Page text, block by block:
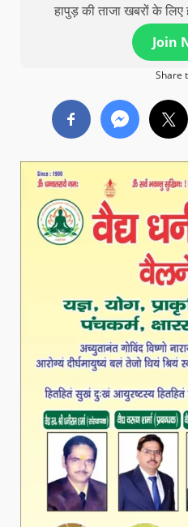
हापुड़ की ताजा खबरों के
Join
Share